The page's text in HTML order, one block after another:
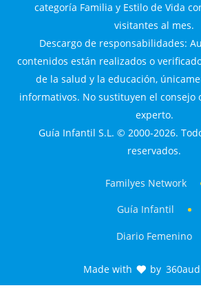
categoría Familia y Estilo de Vida
visitantes al mes.
Descargo de responsabilidades:
contenidos están realizados o
de la salud y la educación,
informativos. No sustituyen el consejo
experto.
Guía Infantil S.L. © 2000-2026.
reservados.
Familyes Network
Guía Infantil
Diario Femenino
Made with by